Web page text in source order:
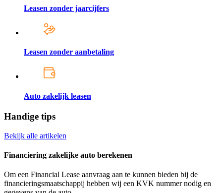
Leasen zonder jaarcijfers
Leasen zonder aanbetaling
Auto zakelijk leasen
Handige tips
Bekijk alle artikelen
Financiering zakelijke auto berekenen
Om een Financial Lease aanvraag aan te kunnen bieden bij de
financieringsmaatschappij hebben wij een KVK nummer nodig en